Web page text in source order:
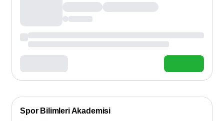
Spor Bilimleri Akademisi